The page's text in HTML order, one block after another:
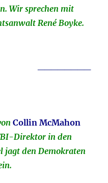
Wir sprechen mit
René Boyke.
Collin McMahon
Direktor in den
jagt den Demokraten